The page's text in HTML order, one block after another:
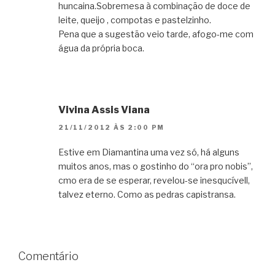
huncaina.Sobremesa à combinação de doce de
leite, queijo , compotas e pastelzinho.
Pena que a sugestão veio tarde, afogo-me com
água da própria boca.
Vivina Assis Viana
21/11/2012 ÀS 2:00 PM
Estive em Diamantina uma vez só, há alguns
muitos anos, mas o gostinho do “ora pro nobis”,
cmo era de se esperar, revelou-se inesqucívell,
talvez eterno. Como as pedras capistransa.
Comentário